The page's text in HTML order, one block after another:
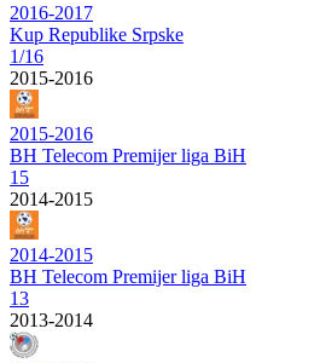
2016-2017
Kup Republike Srpske
1/16
2015-2016
2015-2016
BH Telecom Premijer liga BiH
15
2014-2015
2014-2015
BH Telecom Premijer liga BiH
13
2013-2014